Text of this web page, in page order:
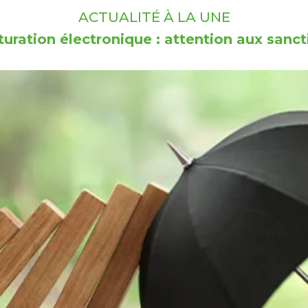
ACTUALITÉ À LA UNE
électronique : attention aux